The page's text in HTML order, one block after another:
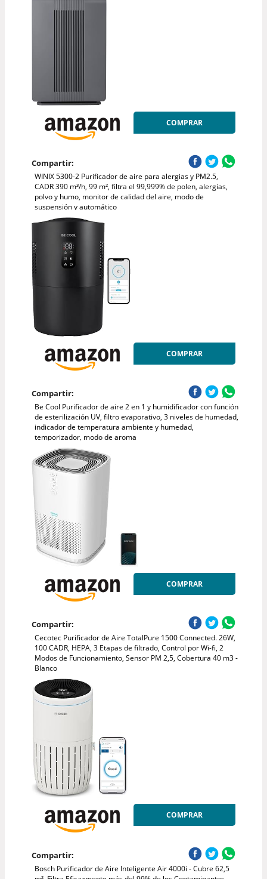
COMPRAR
Compartir:
WINIX 5300-2 Purificador de aire para alergias y PM2.5,
CADR 390 m³/h, 99 m², filtra el 99,999% de polen, alergias,
polvo y humo, monitor de calidad del aire, modo de
suspensión y automático
COMPRAR
Compartir:
Be Cool Purificador de aire 2 en 1 y humidificador con función
de esterilización UV, filtro evaporativo, 3 niveles de humedad,
indicador de temperatura ambiente y humedad,
temporizador, modo de aroma
COMPRAR
Compartir:
Cecotec Purificador de Aire TotalPure 1500 Connected. 26W,
100 CADR, HEPA, 3 Etapas de filtrado, Control por Wi-fi, 2
Modos de Funcionamiento, Sensor PM 2,5, Cobertura 40 m3 -
Blanco
COMPRAR
Compartir:
Bosch Purificador de Aire Inteligente Air 4000i - Cubre 62,5